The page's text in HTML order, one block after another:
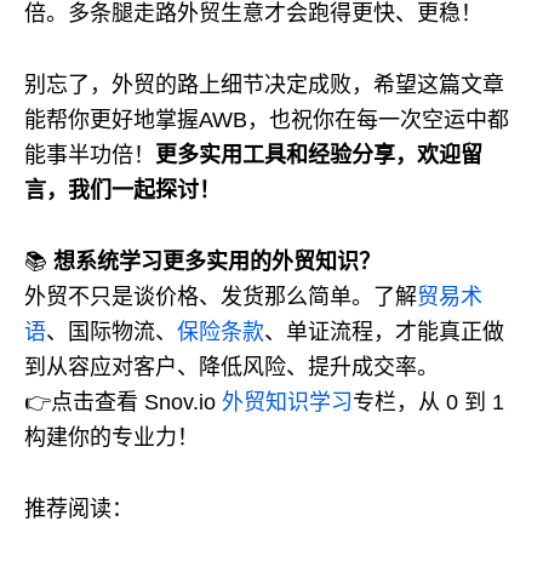
倍。多条腿走路外贸生意才会跑得更快、更稳！
别忘了，外贸的路上细节决定成败，希望这篇文章
能帮你更好地掌握AWB，也祝你在每一次空运中都
能事半功倍！ 更多实用工具和经验分享，欢迎留
言，我们一起探讨！
📚 想系统学习更多实用的外贸知识？
外贸不只是谈价格、发货那么简单。了解贸易术
语、国际物流、 保险条款、单证流程，才能真正做
到从容应对客户、降低风险、提升成交率。
👉点击查看 Snov.io 外贸知识学习专栏，从 0 到 1
构建你的专业力！
推荐阅读：